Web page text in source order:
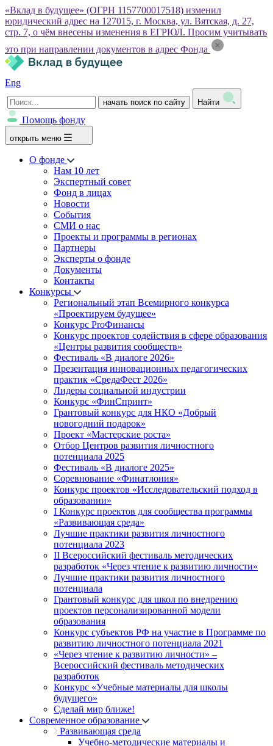
«Вклад в будущее» (ОГРН 1157700017518) изменил
юридический адрес на 127015, г. Москва, ул. Вятская, д. 27,
стр. 7, о чём внесены изменения в ЕГРЮЛ. Просим учитывать
это при направлении документов в адрес Фонда
Eng
начать поиск по сайту Найти
Помощь фонду
открыть меню
О фонде
Нам 10 лет
Экспертный совет
Фонд в лицах
Новости
События
СМИ о нас
Проекты и программы в регионах
Партнеры
Эксперты о фонде
Документы
Контакты
Конкурсы
Региональный этап Всемирного конкурса
«Проектируем будущее»
Конкурс ProФинансы
Конкурс проектов содействия в сфере образования
«Центры развития сообществ»
Фестиваль «В диалоге 2026»
Презентация инновационных педагогических
практик «СредаФест 2026»
Лидеры социальной индустрии
Конкурс «ФинСпринт»
Грантовый конкурс для НКО «Добрый
новогодний подарок»
Проект «Мастерские роста»
Отбор Центров развития личностного
потенциала 2025
Фестиваль «В диалоге 2025»
Соревнование «Финатлония»
Конкурс проектов «Исследовательский подход в
образовании»
I Конкурс проектов для сообщества программы
«Развивающая среда»
Лучшие практики развития личностного
потенциала 2023
II Всероссийский фестиваль методических
разработок «Через чтение к развитию личности»
Лучшие практики развития личностного
потенциала
Грантовый конкурс для школ по внедрению
проектов персонализированной модели
образования
Конкурс субъектов РФ на участие в Программе по
развитию личностного потенциала 2021
«Через чтение к развитию личности» –
Всероссийский фестиваль методических
разработок
Конкурс «Учебные материалы для школы
будущего»
Сделай мир ближе!
Современное образование
Развивающая среда
Учебно-методические материалы и